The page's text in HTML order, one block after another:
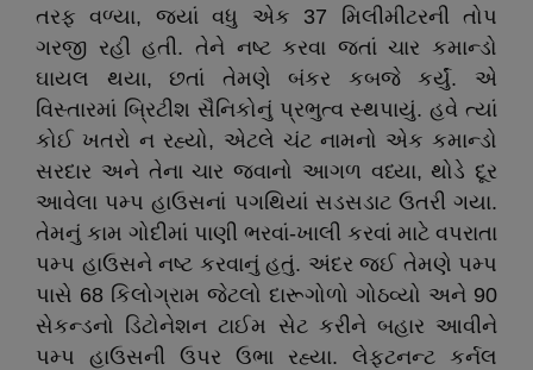
તરફ વળ્યા, જ્યાં વધુ એક 37 મિલીમીટરની તોપ
ગરજી રહી હતી. તેને નષ્ટ કરવા જતાં ચાર કમાન્ડો
ઘાયલ થયા, છતાં તેમણે બંકર કબજે કર્યું. એ
વિસ્તારમાં બ્રિટીશ સૈનિકોનું પ્રભુત્વ સ્થપાયું. હવે ત્યાં
કોઈ ખતરો ન રહ્યો, એટલે ચંટ નામનો એક કમાન્ડો
સરદાર અને તેના ચાર જવાનો આગળ વધ્યા, થોડે દૂર
આવેલા પમ્પ હાઉસનાં પગથિયાં સડસડાટ ઉતરી ગયા.
તેમનું કામ ગોદીમાં પાણી ભરવાં-ખાલી કરવાં માટે વપરાતા
પમ્પ હાઉસને નષ્ટ કરવાનું હતું. અંદર જઈ તેમણે પમ્પ
પાસે 68 કિલોગ્રામ જેટલો દારૂગોળો ગોઠવ્યો અને 90
સેકન્ડનો ડિટોનેશન ટાઈમ સેટ કરીને બહાર આવીને
પમ્પ હાઉસની ઉપર ઉભા રહ્યા. લેફ્ટનન્ટ કર્નલ